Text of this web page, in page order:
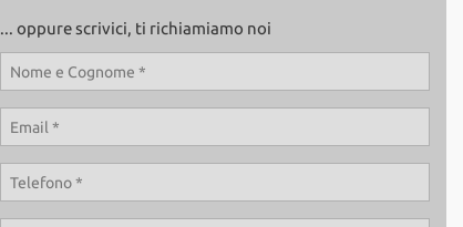
... oppure scrivici, ti richiamiamo noi